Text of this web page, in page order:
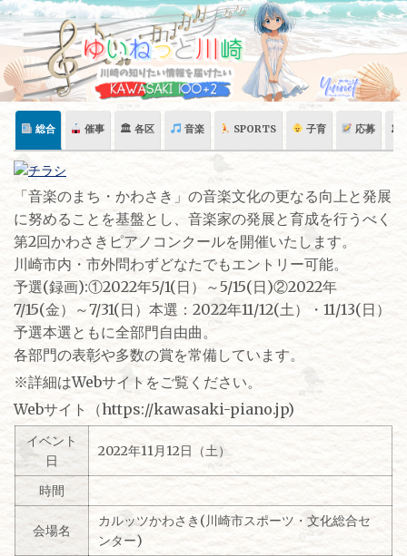
Skip
content
総合 催事 🏛 各区 音楽 SPORTS 子育 応募 🏛
「音楽のまち・かわさき」の音楽文化の更なる向上と発展
に努めることを基盤とし、音楽家の発展と育成を行うべく
第2回かわさきピアノコンクールを開催いたします。
川崎市内・市外問わずどなたでもエントリー可能。
予選(録画):①2022年5/1(日）～5/15(日)②2022年
7/15(金）～7/31(日）本選：2022年11/12(土）・11/13(日）
予選本選ともに全部門自由曲。
各部門の表彰や多数の賞を常備しています。
※詳細はWebサイトをご覧ください。
Webサイト（https://kawasaki-piano.jp)
イベント
日
2022年11月12日（土）
時間
会場名
カルッツかわさき(川崎市スポーツ・文化総合セ
ンター)